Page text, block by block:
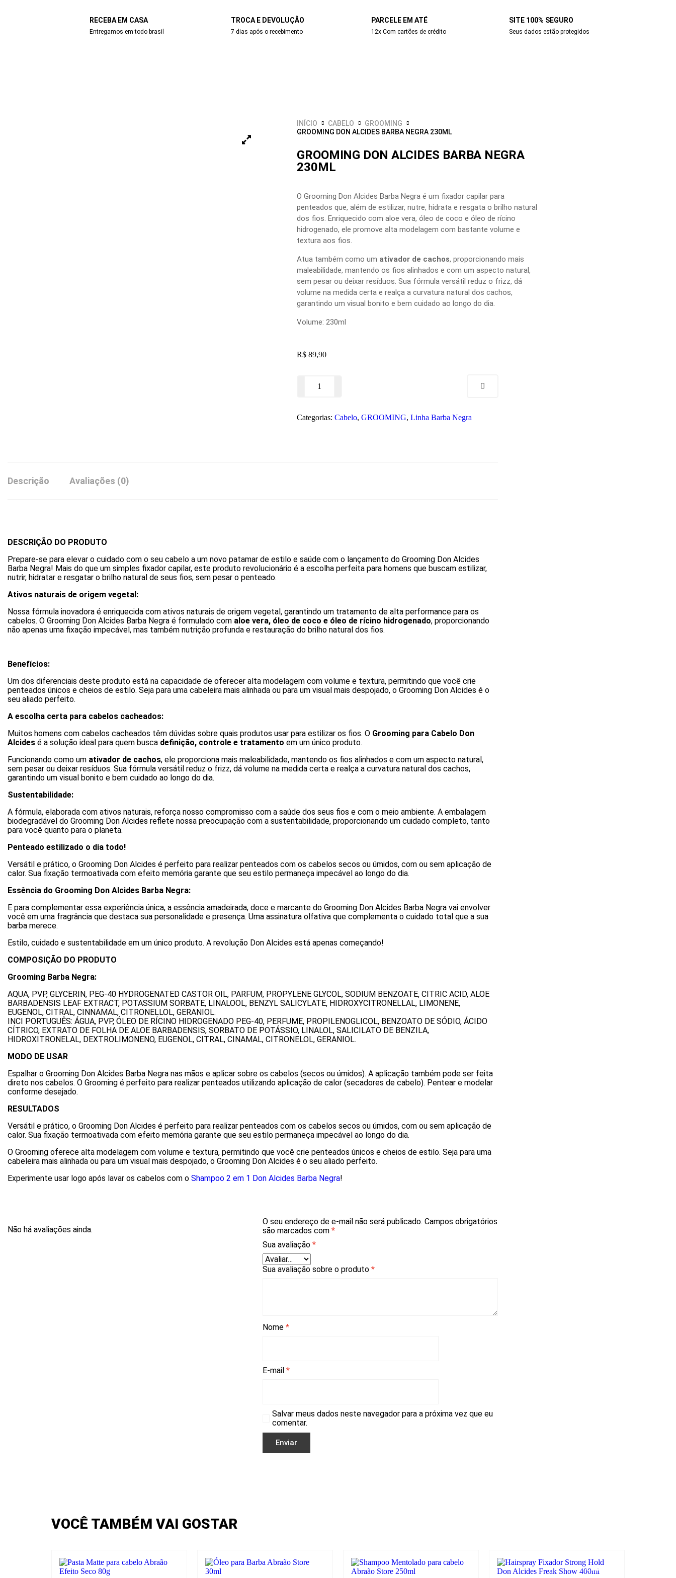
RECEBA EM CASA
Entregamos em todo brasil
TROCA E DEVOLUÇÃO
7 dias após o recebimento
PARCELE EM ATÉ
12x Com cartões de crédito
SITE 100% SEGURO
Seus dados estão protegidos
INÍCIO CABELO
GROOMING
GROOMING DON ALCIDES BARBA NEGRA 230ML
GROOMING DON ALCIDES BARBA NEGRA
230ML
O Grooming Don Alcides Barba Negra é um fixador capilar para
penteados que, além de estilizar, nutre, hidrata e resgata o brilho natural
dos fios. Enriquecido com aloe vera, óleo de coco e óleo de rícino
hidrogenado, ele promove alta modelagem com bastante volume e
textura aos fios.
Atua também como um ativador de cachos, proporcionando mais
maleabilidade, mantendo os fios alinhados e com um aspecto natural,
sem pesar ou deixar resíduos. Sua fórmula versátil reduz o frizz, dá
volume na medida certa e realça a curvatura natural dos cachos,
garantindo um visual bonito e bem cuidado ao longo do dia.
Volume: 230ml
R$ 89,90
Categorias: Cabelo, GROOMING, Linha Barba Negra
Descrição Avaliações (0)
DESCRIÇÃO DO PRODUTO
Prepare-se para elevar o cuidado com o seu cabelo a um novo patamar de estilo e saúde com o lançamento do Grooming Don Alcides
Barba Negra! Mais do que um simples fixador capilar, este produto revolucionário é a escolha perfeita para homens que buscam estilizar,
nutrir, hidratar e resgatar o brilho natural de seus fios, sem pesar o penteado.
Ativos naturais de origem vegetal:
Nossa fórmula inovadora é enriquecida com ativos naturais de origem vegetal, garantindo um tratamento de alta performance para os
cabelos. O Grooming Don Alcides Barba Negra é formulado com aloe vera, óleo de coco e óleo de rícino hidrogenado, proporcionando
não apenas uma fixação impecável, mas também nutrição profunda e restauração do brilho natural dos fios.
Benefícios:
Um dos diferenciais deste produto está na capacidade de oferecer alta modelagem com volume e textura, permitindo que você crie
penteados únicos e cheios de estilo. Seja para uma cabeleira mais alinhada ou para um visual mais despojado, o Grooming Don Alcides é o
seu aliado perfeito.
A escolha certa para cabelos cacheados:
Muitos homens com cabelos cacheados têm dúvidas sobre quais produtos usar para estilizar os fios. O Grooming para Cabelo Don
Alcides é a solução ideal para quem busca definição, controle e tratamento em um único produto.
Funcionando como um ativador de cachos, ele proporciona mais maleabilidade, mantendo os fios alinhados e com um aspecto natural,
sem pesar ou deixar resíduos. Sua fórmula versátil reduz o frizz, dá volume na medida certa e realça a curvatura natural dos cachos,
garantindo um visual bonito e bem cuidado ao longo do dia.
Sustentabilidade:
A fórmula, elaborada com ativos naturais, reforça nosso compromisso com a saúde dos seus fios e com o meio ambiente. A embalagem
biodegradável do Grooming Don Alcides reflete nossa preocupação com a sustentabilidade, proporcionando um cuidado completo, tanto
para você quanto para o planeta.
Penteado estilizado o dia todo!
Versátil e prático, o Grooming Don Alcides é perfeito para realizar penteados com os cabelos secos ou úmidos, com ou sem aplicação de
calor. Sua fixação termoativada com efeito memória garante que seu estilo permaneça impecável ao longo do dia.
Essência do Grooming Don Alcides Barba Negra:
E para complementar essa experiência única, a essência amadeirada, doce e marcante do Grooming Don Alcides Barba Negra vai envolver
você em uma fragrância que destaca sua personalidade e presença. Uma assinatura olfativa que complementa o cuidado total que a sua
barba merece.
Estilo, cuidado e sustentabilidade em um único produto. A revolução Don Alcides está apenas começando!
COMPOSIÇÃO DO PRODUTO
Grooming Barba Negra:
AQUA, PVP, GLYCERIN, PEG-40 HYDROGENATED CASTOR OIL, PARFUM, PROPYLENE GLYCOL, SODIUM BENZOATE, CITRIC ACID, ALOE
BARBADENSIS LEAF EXTRACT, POTASSIUM SORBATE, LINALOOL, BENZYL SALICYLATE, HIDROXYCITRONELLAL, LIMONENE,
EUGENOL, CITRAL, CINNAMAL, CITRONELLOL, GERANIOL.
INCI PORTUGUÊS: ÁGUA, PVP, ÓLEO DE RÍCINO HIDROGENADO PEG-40, PERFUME, PROPILENOGLICOL, BENZOATO DE SÓDIO, ÁCIDO
CÍTRICO, EXTRATO DE FOLHA DE ALOE BARBADENSIS, SORBATO DE POTÁSSIO, LINALOL, SALICILATO DE BENZILA,
HIDROXITRONELAL, DEXTROLIMONENO, EUGENOL, CITRAL, CINAMAL, CITRONELOL, GERANIOL.
MODO DE USAR
Espalhar o Grooming Don Alcides Barba Negra nas mãos e aplicar sobre os cabelos (secos ou úmidos). A aplicação também pode ser feita
direto nos cabelos. O Grooming é perfeito para realizar penteados utilizando aplicação de calor (secadores de cabelo). Pentear e modelar
conforme desejado.
RESULTADOS
Versátil e prático, o Grooming Don Alcides é perfeito para realizar penteados com os cabelos secos ou úmidos, com ou sem aplicação de
calor. Sua fixação termoativada com efeito memória garante que seu estilo permaneça impecável ao longo do dia.
O Grooming oferece alta modelagem com volume e textura, permitindo que você crie penteados únicos e cheios de estilo. Seja para uma
cabeleira mais alinhada ou para um visual mais despojado, o Grooming Don Alcides é o seu aliado perfeito.
Experimente usar logo após lavar os cabelos com o Shampoo 2 em 1 Don Alcides Barba Negra!
Não há avaliações ainda.
O seu endereço de e-mail não será publicado. Campos obrigatórios
são marcados com *
Sua avaliação *
Sua avaliação sobre o produto *
Nome *
E-mail *
Salvar meus dados neste navegador para a próxima vez que eu
comentar.
VOCÊ TAMBÉM VAI GOSTAR
Cabelo